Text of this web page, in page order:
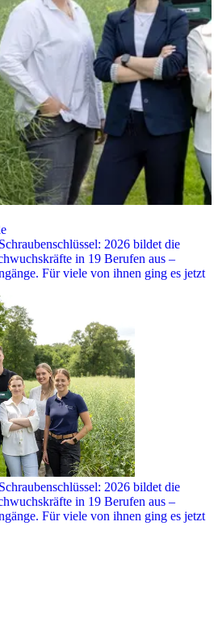
2026 bildet die
in 19 Berufen aus –
Für viele von ihnen ging es jetzt
2026 bildet die
in 19 Berufen aus –
Für viele von ihnen ging es jetzt